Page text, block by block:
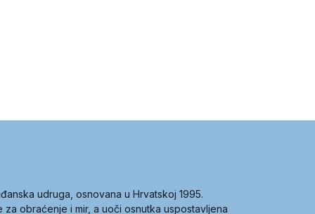
udruga, osnovana u Hrvatskoj 1995.
obraćenje i mir, a uoči osnutka uspostavljena